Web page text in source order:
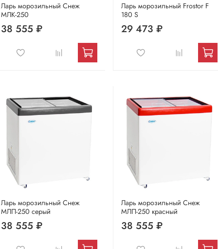
Ларь морозильный Снеж
МЛК-250
38 555 ₽
Ларь морозильный Frostor F
180 S
29 473 ₽
Ларь морозильный Снеж
МЛП-250 серый
38 555 ₽
Ларь морозильный Снеж
МЛП-250 красный
38 555 ₽